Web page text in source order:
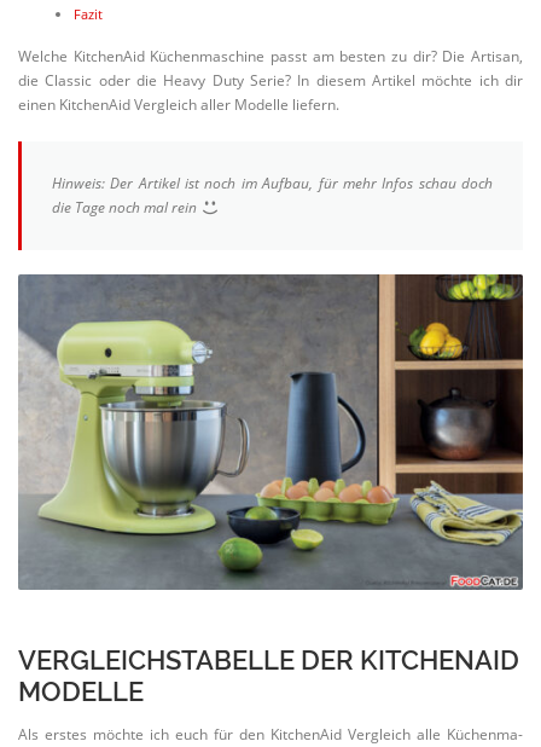
6,9L PROFES­SIONAL KÜCHEN­MA­SCHINE MIT
5KSM7990X
6,9L HEAVY DUTY KÜCHEN­MA­SCHINE MIT
Zubehör und Kompatibilität
Fazit
Welche KitchenAid Küchen­ma­schine passt am besten zu dir? Die Artisan,
die Classic oder die Heavy Duty Serie? In diesem Artikel möchte ich dir
einen KitchenAid Vergleich aller Modelle liefern.
Hinweis: Der Artikel ist noch im Aufbau, für mehr Infos schau doch
die Tage noch mal rein
VERGLEICHS­TABELLE DER KITCHENAID
MODELLE
Als erstes möchte ich euch für den KitchenAid Vergleich alle Küchen­ma­